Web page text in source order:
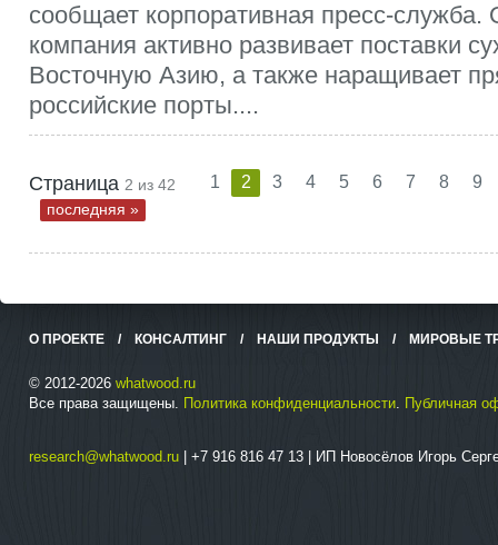
сообщает корпоративная пресс-служба.
компания активно развивает поставки
Восточную Азию, а также наращивает
российские порты....
Страница 2 из 42 1 2 3 4 5 6 7 8 9
последняя »
О ПРОЕКТЕ / КОНСАЛТИНГ / НАШИ ПРОДУКТЫ / МИРОВЫЕ
© 2012-2026 whatwood.ru
Все права защищены. Политика конфиденциальности. Публичная
research@whatwood.ru | +7 916 816 47 13 | ИП Новосёлов Игорь